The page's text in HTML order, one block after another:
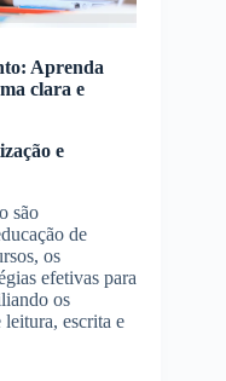
Aprenda
clara e
e
são
de
os
efetivas para
os
leitura, escrita e